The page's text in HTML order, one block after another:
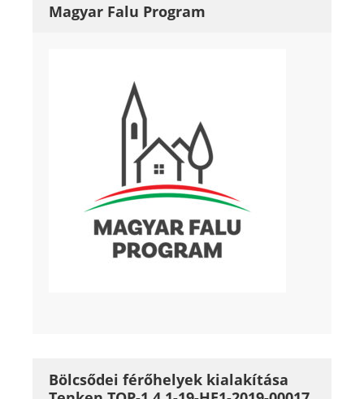
Magyar Falu Program
Bölcsődei férőhelyek kialakítása